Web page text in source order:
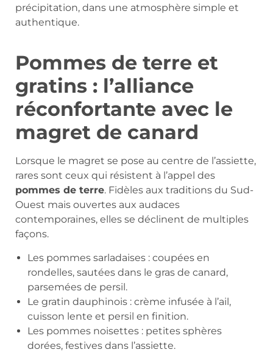
précipitation, dans une atmosphère simple et
authentique.
Pommes de terre et
gratins : l’alliance
réconfortante avec le
magret de canard
Lorsque le magret se pose au centre de l’assiette,
rares sont ceux qui résistent à l’appel des
pommes de terre. Fidèles aux traditions du Sud-
Ouest mais ouvertes aux audaces
contemporaines, elles se déclinent de multiples
façons.
Les pommes sarladaises : coupées en
rondelles, sautées dans le gras de canard,
parsemées de persil.
Le gratin dauphinois : crème infusée à l’ail,
cuisson lente et persil en finition.
Les pommes noisettes : petites sphères
dorées, festives dans l’assiette.